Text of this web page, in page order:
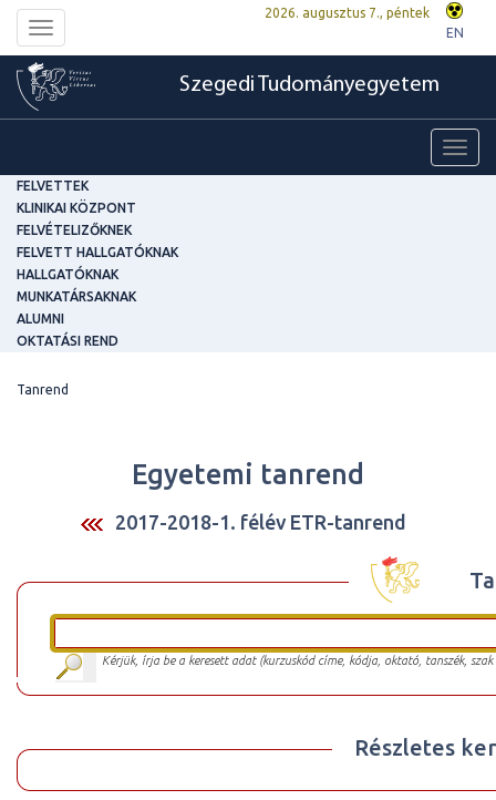
Toggle
navigation
2026. augusztus 7., péntek
EN
Szegedi Tudományegyetem
FELVETTEK
KLINIKAI KÖZPONT
FELVÉTELIZŐKNEK
FELVETT HALLGATÓKNAK
HALLGATÓKNAK
MUNKATÁRSAKNAK
ALUMNI
OKTATÁSI REND
Tanrend
Egyetemi tanrend
2017-2018-1. félév ETR-tanrend
Kérjük, írja be a keresett adat (kurzuskód címe, kódja, oktató, tanszék,
Részletes